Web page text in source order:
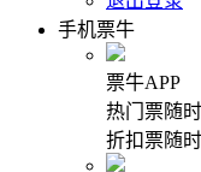
手机票牛
票牛APP
热门票随
折扣票随